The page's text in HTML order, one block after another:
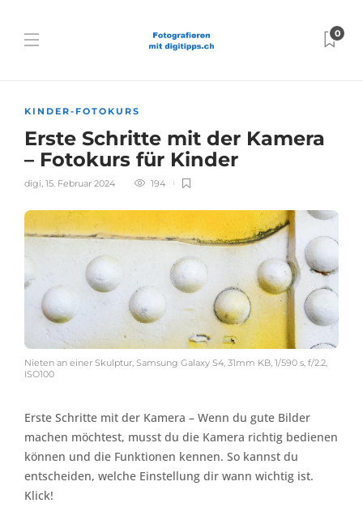
0
KINDER-FOTOKURS
Erste Schritte mit der Kamera
– Fotokurs für Kinder
digi, 15. Februar 2024 194
Nieten an einer Skulptur, Samsung Galaxy S4, 31mm KB, 1/590 s, f/2.2,
ISO100
Erste Schritte mit der Kamera – Wenn du gute Bilder
machen möchtest, musst du die Kamera richtig bedienen
können und die Funktionen kennen. So kannst du
entscheiden, welche Einstellung dir wann wichtig ist.
Klick!